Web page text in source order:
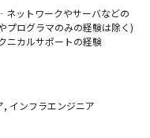
ネットワークやサーバなどの
ログラマのみの経験は除く)
カルサポートの経験
インフラエンジニア